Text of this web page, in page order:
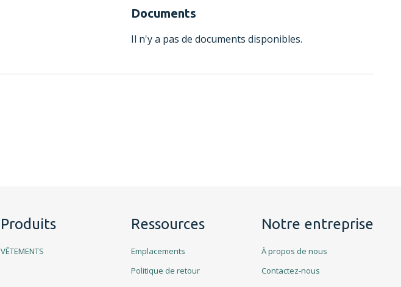
Documents
Il n'y a pas de documents disponibles.
Produits
VÊTEMENTS
Ressources
Emplacements
Politique de retour
Notre entreprise
À propos de nous
Contactez-nous